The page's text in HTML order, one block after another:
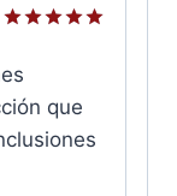
con
5
que